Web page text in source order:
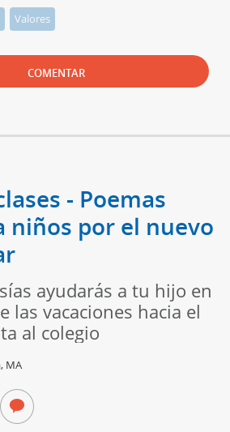
Valores
COMENTAR
- Poemas
niños por el nuevo
ayudarás a tu hijo en
las vacaciones hacia el
al colegio
MA